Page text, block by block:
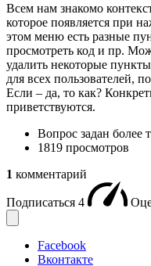
Всем нам знакомо
которое появляется при
этом меню есть разные
просмотреть код и пр.
удалить некоторые
для всех пользователей,
Если – да, то как?
приветствуются.
Вопрос задан более
1819 просмотров
1 комментарий
Подписаться 4
Facebook
Вконтакте